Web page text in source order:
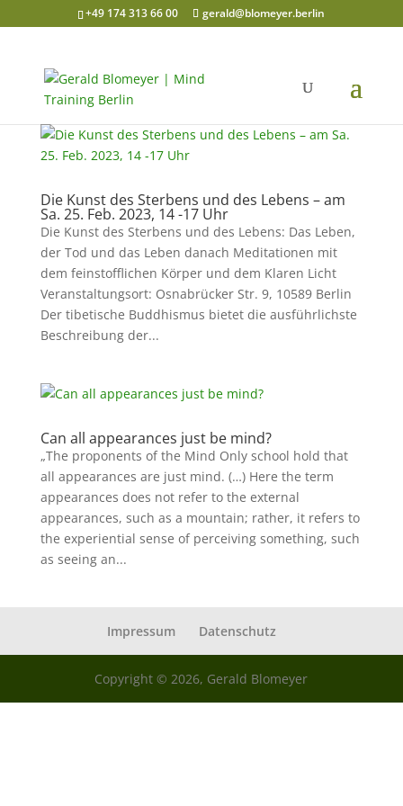
+49 174 313 66 00 gerald@blomeyer.berlin
Die Kunst des Sterbens und des Lebens – am
Sa. 25. Feb. 2023, 14 -17 Uhr
Die Kunst des Sterbens und des Lebens: Das Leben,
der Tod und das Leben danach Meditationen mit
dem feinstofflichen Körper und dem Klaren Licht
Veranstaltungsort: Osnabrücker Str. 9, 10589 Berlin
Der tibetische Buddhismus bietet die ausführlichste
Beschreibung der...
Can all appearances just be mind?
„The proponents of the Mind Only school hold that
all appearances are just mind. (…) Here the term
appearances does not refer to the external
appearances, such as a mountain; rather, it refers to
the experiential sense of perceiving something, such
as seeing an...
Impressum Datenschutz
Copyright © 2026, Gerald Blomeyer